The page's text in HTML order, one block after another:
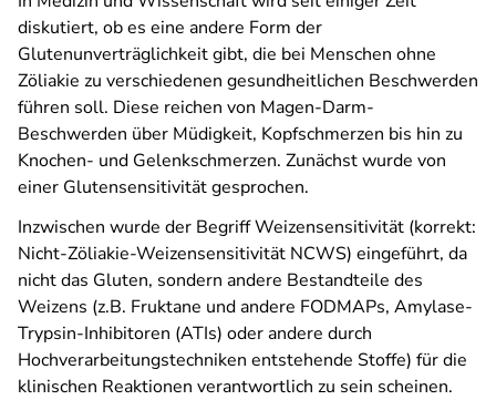
diskutiert, ob es eine andere Form der
Glutenunverträglichkeit gibt, die bei Menschen ohne
Zöliakie zu verschiedenen gesundheitlichen Beschwerden
führen soll. Diese reichen von Magen-Darm-
Beschwerden über Müdigkeit, Kopfschmerzen bis hin zu
Knochen- und Gelenkschmerzen. Zunächst wurde von
einer Glutensensitivität gesprochen.
Inzwischen wurde der BegriffWeizensensitivität (korrekt:
Nicht-­Zöliakie-­Weizensensitivität NCWS) eingeführt, da
nicht das Gluten, sondern andere Bestandteile des
Weizens (z.B. Fruktane und andere FODMAPs, Amylase-
Trypsin-Inhibitoren (ATIs) oder andere durch
Hochverarbeitungstechniken entstehende Stoffe) für die
klinischen Reaktionen verantwortlich zu sein scheinen.